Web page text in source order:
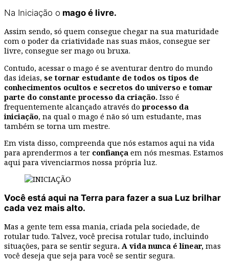
Na Iniciação o mago é livre.
Assim sendo, só quem consegue chegar na sua maturidade
com o poder da criatividade nas suas mãos, consegue ser
livre, consegue ser mago ou bruxa.
Contudo, acessar o mago é se aventurar dentro do mundo
das ideias, se tornar estudante de todos os tipos de
conhecimentos ocultos e secretos do universo e tomar
parte do constante processo da criação. Isso é
frequentemente alcançado através do processo da
iniciação, na qual o mago é não só um estudante, mas
também se torna um mestre.
Em vista disso, compreenda que nós estamos aqui na vida
para aprendermos a ter confiança em nós mesmas. Estamos
aqui para vivenciarmos nossa própria luz.
Você está aqui na Terra para fazer a sua Luz brilhar
cada vez mais alto.
Mas a gente tem essa mania, criada pela sociedade, de
rotular tudo. Talvez, você precisa rotular tudo, incluindo
situações, para se sentir segura. A vida nunca é linear, mas
você deseja que seja para você se sentir segura.